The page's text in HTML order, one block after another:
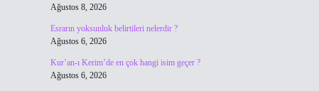
Ağustos 8, 2026
Esrarın yoksunluk belirtileri nelerdir ?
Ağustos 6, 2026
Kur’an-ı Kerim’de en çok hangi isim geçer ?
Ağustos 6, 2026